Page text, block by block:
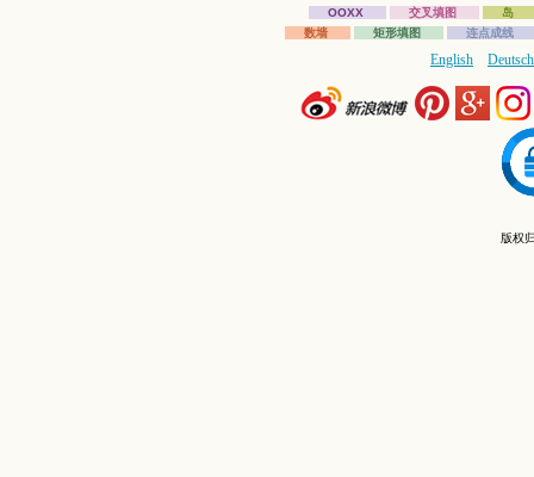
OOXX
交叉填图
岛
数墙
矩形填图 连点成线
English Deutsch
版权